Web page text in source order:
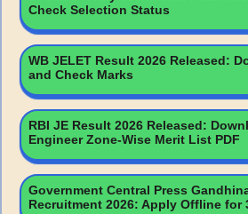
Check Selection Status
WB JELET Result 2026 Released:
and Check Marks
RBI JE Result 2026 Released:
Engineer Zone-Wise Merit List PDF
Government Central Press
Recruitment 2026: Apply Offline for